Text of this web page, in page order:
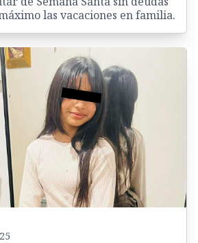
las vacaciones en familia.